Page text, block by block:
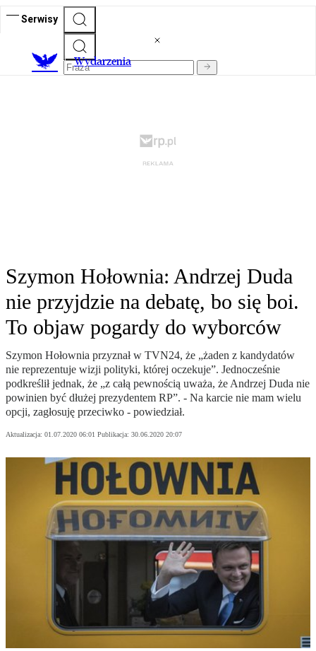
Serwisy
Wydarzenia
Szymon Hołownia: Andrzej Duda
nie przyjdzie na debatę, bo się boi.
To objaw pogardy do wyborców
Szymon Hołownia przyznał w TVN24, że „żaden z kandydatów
nie reprezentuje wizji polityki, której oczekuje”. Jednocześnie
podkreślił jednak, że „z całą pewnością uważa, że Andrzej Duda nie
powinien być dłużej prezydentem RP”. - Na karcie nie mam wielu
opcji, zagłosuję przeciwko - powiedział.
Aktualizacja: 01.07.2020 06:01 Publikacja: 30.06.2020 20:07